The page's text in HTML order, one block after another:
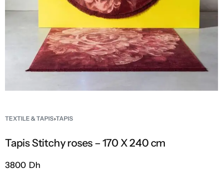
TEXTILE & TAPIS›TAPIS
Tapis Stitchy roses – 170 X 240 cm
3800 Dh